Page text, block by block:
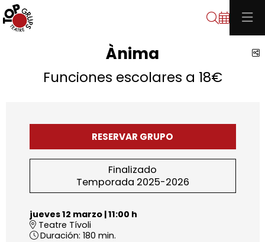
Buscar
Ànima
Funciones escolares a 18€
RESERVAR GRUPO
Finalizado
Temporada 2025-2026
jueves 12 marzo|11:00 h
Teatre Tívoli
Duración: 180 min.